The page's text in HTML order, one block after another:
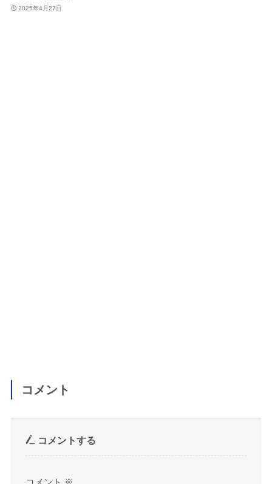
2025年4月27日
コメント
コメントする